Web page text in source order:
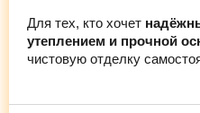
Для тех, кто хочет
утеплением и прочной
чистовую отделку